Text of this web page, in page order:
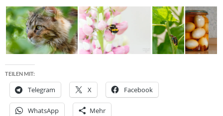
TEILEN MIT:
Telegram X Facebook
WhatsApp Mehr